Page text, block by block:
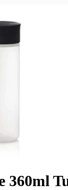
360ml